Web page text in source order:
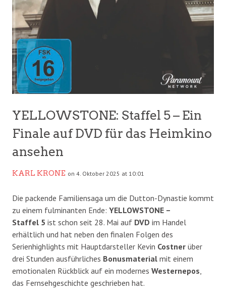
YELLOWSTONE: Staffel 5 – Ein
Finale auf DVD für das Heimkino
ansehen
KARL KRONE on 4. Oktober 2025 at 10:01
Die packende Familiensaga um die Dutton-Dynastie kommt
zu einem fulminanten Ende: YELLOWSTONE –
Staffel 5 ist schon seit 28. Mai auf DVD im Handel
erhältlich und hat neben den finalen Folgen des
Serienhighlights mit Hauptdarsteller Kevin Costner über
drei Stunden ausführliches Bonusmaterial mit einem
emotionalen Rückblick auf ein modernes Westernepos
das Fernsehgeschichte geschrieben hat.